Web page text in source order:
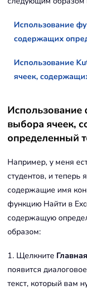
Использование
содержащих
Использование
ячеек,
выбора ячеек,
определенный
Например, у меня
студентов, и теперь
содержащие имя
функцию Найти в
содержащую
образом:
1. Щелкните Главная
появится
текст, который вам